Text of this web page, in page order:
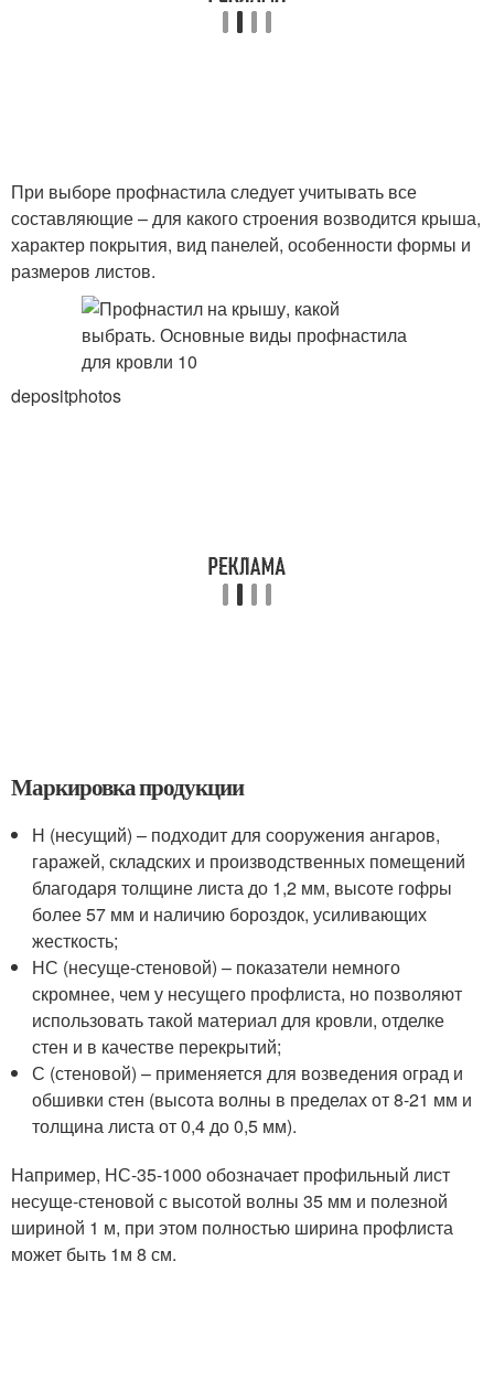
При выборе профнастила следует учитывать все
составляющие – для какого строения возводится крыша,
характер покрытия, вид панелей, особенности формы и
размеров листов.
depositphotos
Маркировка продукции
Н (несущий) – подходит для сооружения ангаров,
гаражей, складских и производственных помещений
благодаря толщине листа до 1,2 мм, высоте гофры
более 57 мм и наличию бороздок, усиливающих
жесткость;
НС (несуще-стеновой) – показатели немного
скромнее, чем у несущего профлиста, но позволяют
использовать такой материал для кровли, отделке
стен и в качестве перекрытий;
С (стеновой) – применяется для возведения оград и
обшивки стен (высота волны в пределах от 8-21 мм и
толщина листа от 0,4 до 0,5 мм).
Например, НС-35-1000 обозначает профильный лист
несуще-стеновой с высотой волны 35 мм и полезной
шириной 1 м, при этом полностью ширина профлиста
может быть 1м 8 см.